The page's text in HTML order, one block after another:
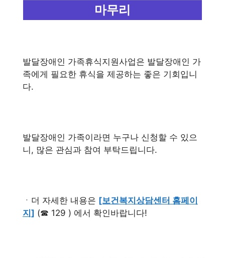
마무리
발달장애인 가족휴식지원사업은 발달장애인 가
족에게 필요한 휴식을 제공하는 좋은 기회입니
다.
발달장애인 가족이라면 누구나 신청할 수 있으
니, 많은 관심과 참여 부탁드립니다.
ㆍ더 자세한 내용은 [보건복지상담센터 홈페이
지] (☎ 129 ) 에서 확인바랍니다!